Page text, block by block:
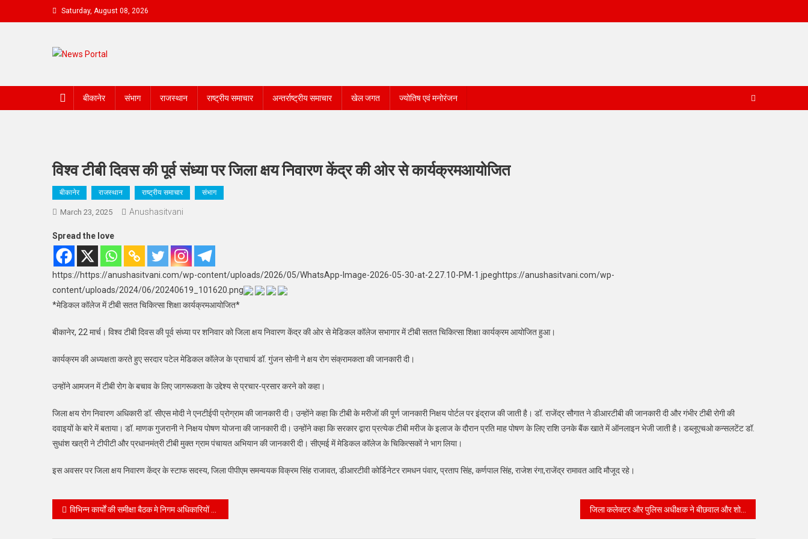
to
Saturday, August 08, 2026
बीकानेर संभाग राजस्थान राष्ट्रीय समाचार अन्तर्राष्ट्रीय समाचार खेल जगत ज्योतिष एवं मनोरंजन
विश्व टीबी दिवस की पूर्व संध्या पर जिला क्षय निवारण केंद्र की ओर से कार्यक्रमआयोजित
बीकानेर राजस्थान राष्ट्रीय समाचार संभाग
March 23, 2025 Anushasitvani
Spread the love
https://https://anushasitvani.com/wp-content/uploads/2026/05/WhatsApp-Image-2026-05-30-at-2.27.10-PM-1.jpeghttps://anushasitvani.com/wp-
content/uploads/2024/06/20240619_101620.png
*मेडिकल कॉलेज में टीबी सतत चिकित्सा शिक्षा कार्यक्रमआयोजित*
बीकानेर, 22 मार्च। विश्व टीबी दिवस की पूर्व संध्या पर शनिवार को जिला क्षय निवारण केंद्र की ओर से मेडिकल कॉलेज सभागार में टीबी सतत चिकित्सा शिक्षा कार्यक्रम आयोजित हुआ।
कार्यक्रम की अध्यक्षता करते हुए सरदार पटेल मेडिकल कॉलेज के प्राचार्य डॉ. गुंजन सोनी ने क्षय रोग संक्रामकता की जानकारी दी।
उन्होंने आमजन में टीबी रोग के बचाव के लिए जागरूकता के उद्देश्य से प्रचार-प्रसार करने को कहा।
जिला क्षय रोग निवारण अधिकारी डॉ. सीएस मोदी ने एनटीईपी प्रोग्राम की जानकारी दी। उन्होंने कहा कि टीबी के मरीजों की पूर्ण जानकारी निक्षय पोर्टल पर इंद्राज की जाती है। डॉ. राजेंद्र सौगात ने डीआरटीबी की जानकारी दी और गंभीर टीबी रोगी की
दवाइयों के बारे में बताया। डॉ. माणक गुजरानी ने निक्षय पोषण योजना की जानकारी दी। उन्होंने कहा कि सरकार द्वारा प्रत्येक टीबी मरीज के इलाज के दौरान प्रति माह पोषण के लिए राशि उनके बैंक खाते में ऑनलाइन भेजी जाती है। डब्लूएचओ कन्सलटेंट डॉ.
सुधांश खत्री ने टीपीटी और प्रधानमंत्री टीबी मुक्त ग्राम पंचायत अभियान की जानकारी दी। सीएमई में मेडिकल कॉलेज के चिकित्सकों ने भाग लिया।
इस अवसर पर जिला क्षय निवारण केंद्र के स्टाफ सदस्य, जिला पीपीएम समन्वयक विक्रम सिंह राजावत, डीआरटीवी कोर्डिनेटर रामधन पंवार, प्रताप सिंह, कर्णपाल सिंह, राजेश रंगा,राजेंद्र रामावत आदि मौजूद रहे।
Post
विभिन्न कार्यों की समीक्षा बैठक मे निगम अधिकारियों को जिला कलेक्टर ने दिये निर्देश जिला कलेक्टर और पुलिस अधीक्षक ने बीछवाल और शोभासर के हेड वर्क्स का अवलोकन किया।